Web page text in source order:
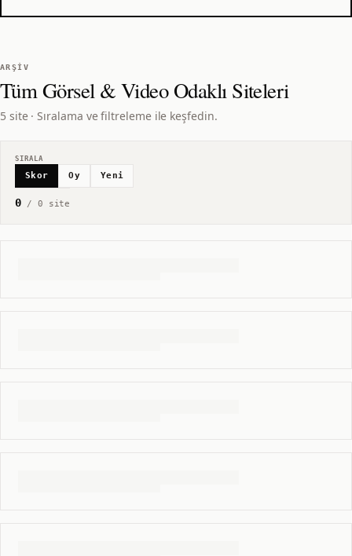
ARŞIV
TümGörsel & Video OdaklıSiteleri
5 site · Sıralama ve filtreleme ile keşfedin.
SIRALA
Skor Oy Yeni
0/ 0 site